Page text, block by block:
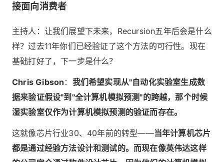
接面向消费者
主持人：让我们展望下未来，Recursion五年后会是什么
样？过去11年你们已经验证了这个方法的可行性。现在
基础打好了，下一步是什么？
Chris Gibson ： 我们希望实现从"自动化实验室生成数
据来验证假设"到"全计算机模拟预测"的跨越，那个时候
湿实验室仅作为计算机模拟预测的验证而存在。
这就像芯片行业30、40年前的转型——当年计算机芯片
都是通过经验方法设计和测试的。而现在像英伟达这样